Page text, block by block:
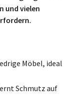
und vielen
Möbel, ideal
Schmutz auf